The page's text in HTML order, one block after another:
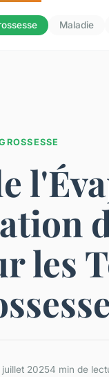
Maladie
les
juillet 20254 min de